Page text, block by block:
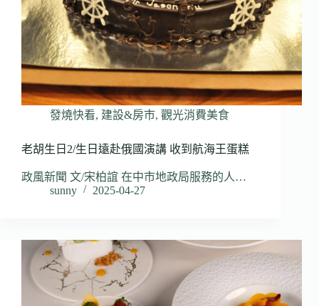
發燒快看, 建設&房市, 觀光消費美食
老胡生日2/生日遠赴俄國演講 收到航海王蛋糕
政風新聞 文/宋柏誼 在中市地政局服務的人…
sunny
2025-04-27